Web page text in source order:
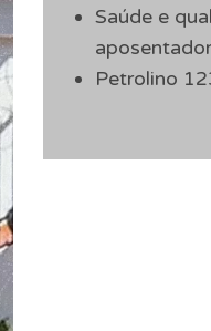
Saúde e
Petrolino